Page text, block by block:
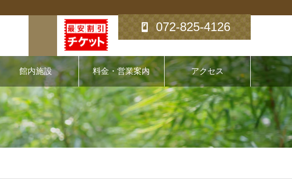
072-825-4126
館内施設 料金・営業案内 アクセス